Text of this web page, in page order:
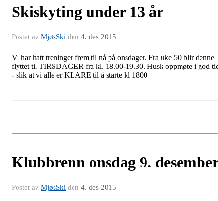
Skiskyting under 13 år
Postet av MjøsSki den 4. des 2015
Vi har hatt treninger frem til nå på onsdager. Fra uke 50 blir denne
flyttet til TIRSDAGER fra kl. 18.00-19.30. Husk oppmøte i god
- slik at vi alle er KLARE til å starte kl 1800
Klubbrenn onsdag 9.
Postet av MjøsSki den 4. des 2015